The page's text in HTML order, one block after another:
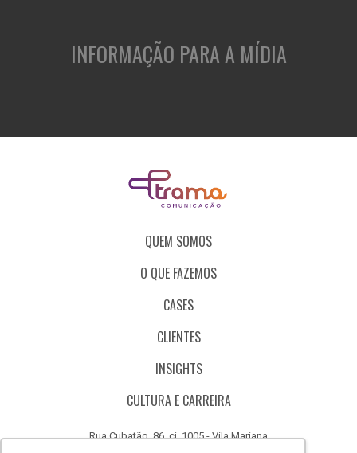
INFORMAÇÃO PARA A MÍDIA
QUEM SOMOS
O QUE FAZEMOS
CASES
CLIENTES
INSIGHTS
CULTURA E CARREIRA
Rua Cubatão, 86, cj. 1005 - Vila Mariana